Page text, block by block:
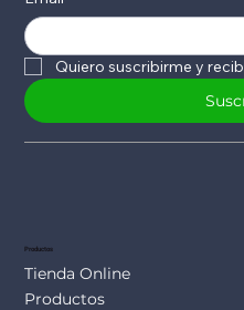
Quiero suscribirme y
Productos
Tienda Online
Productos